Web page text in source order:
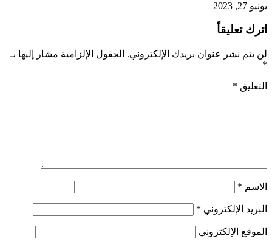
يونيو 27, 2023
اترك تعليقاً
لن يتم نشر عنوان بريدك الإلكتروني. الحقول الإلزامية مشار إليها بـ
*
التعليق *
الاسم *
البريد الإلكتروني *
الموقع الإلكتروني